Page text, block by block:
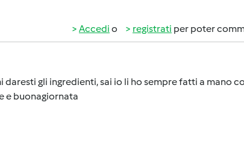
Accedi o registrati per poter
daresti gli ingredienti, sai io li ho sempre fatti a mano
e buonagiornata